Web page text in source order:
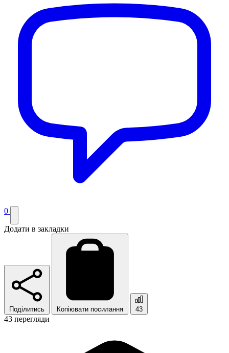
0
Додати в закладки
Поділитись Копіювати посилання 43
43 перегляди